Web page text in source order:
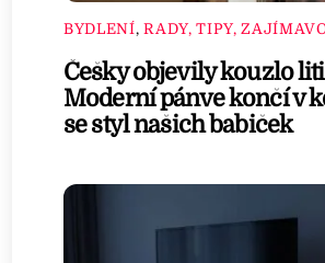
BYDLENÍ,RADY, TIPY,
Češky objevily kouzlo
Moderní pánve končí v
se styl našich babiček